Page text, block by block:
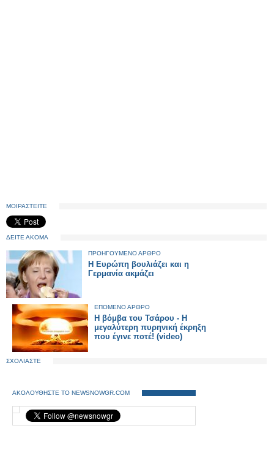
ΜΟΙΡΑΣΤΕΙΤΕ
ΔΕΙΤΕ ΑΚΟΜΑ
ΠΡΟΗΓΟΥΜΕΝΟ ΑΡΘΡΟ
Η Ευρώπη βουλιάζει και η
Γερμανία ακμάζει
ΕΠΟΜΕΝΟ ΑΡΘΡΟ
H βόμβα του Τσάρου - Η
μεγαλύτερη πυρηνική έκρηξη
που έγινε ποτέ! (video)
ΣΧΟΛΙΑΣΤΕ
ΑΚΟΛΟΥΘΗΣΤΕ ΤΟ NEWSNOWGR.COM